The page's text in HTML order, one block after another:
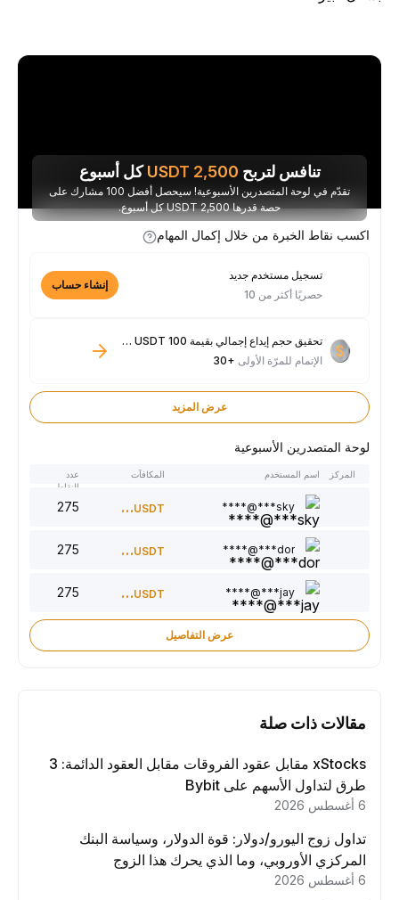
تنافس لتربح 2,500
USDTكل أسبوع
تقدّم في لوحة المتصدرين الأسبوعية! سيحصل أفضل 100 مشارك على
حصة قدرها 2,500 USDT كل أسبوع.
اكسب نقاط الخبرة من خلال إكمال المهام
تسجيل مستخدم جديد
حصريًا أكثر من 10
إنشاء حساب
تحقيق حجم إيداع إجمالي بقيمة 100 USDT فأكثر
الإتمام للمرّة الأولى+30
عرض المزيد
لوحة المتصدرين الأسبوعية
المركز اسم المستخدم المكافآت
النقاط
sky***@****
300USDT
dor***@****
220USDT
jay***@****
150USDT
عرض التفاصيل
مقالات ذات صلة
xStocks مقابل عقود الفروقات مقابل العقود الدائمة: 3
طرق لتداول الأسهم على Bybit
تداول زوج اليورو/دولار: قوة الدولار، وسياسة البنك
المركزي الأوروبي، وما الذي يحرك هذا الزوج